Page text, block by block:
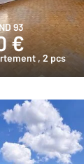
93
€
, 2 pcs